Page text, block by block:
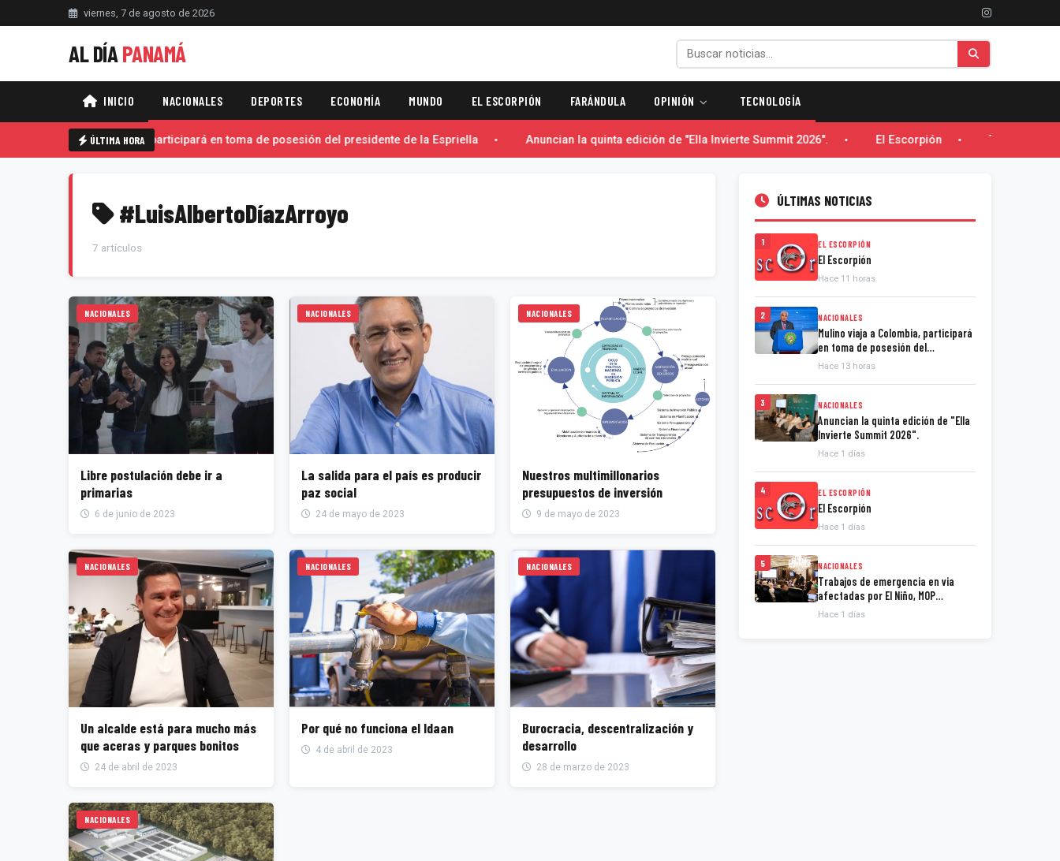
viernes, 7 de agosto de 2026
AL DÍAPANAMÁ
INICIO NACIONALES DEPORTES ECONOMÍA MUNDO EL ESCORPIÓN FARÁNDULA OPINIÓN TECNOLOGÍA
ÚLTIMA HORA
Mulino viaja a Colombia, participará en toma de posesión del presidente de la Espriella Anuncian la quinta edición de "Ella Invierte Summit 2026". El Escorpión Trabajos de
#LuisAlbertoDíazArroyo
7 artículos
NACIONALES
Libre postulación debe ir a
primarias
6 de junio de 2023
NACIONALES
La salida para el país es producir
paz social
24 de mayo de 2023
NACIONALES
Nuestros multimillonarios
presupuestos de inversión
9 de mayo de 2023
NACIONALES
Un alcalde está para mucho más
que aceras y parques bonitos
24 de abril de 2023
NACIONALES
Por qué no funciona el Idaan
4 de abril de 2023
NACIONALES
Burocracia, descentralización y
desarrollo
28 de marzo de 2023
NACIONALES
ÚLTIMAS NOTICIAS
1 EL ESCORPIÓN
El Escorpión
Hace 11 horas
2 NACIONALES
Mulino viaja a Colombia, participará
en toma de posesión del
presidente de la Espriella
Hace 13 horas
3 NACIONALES
Anuncian la quinta edición de "Ella
Invierte Summit 2026".
Hace 1 días
4 EL ESCORPIÓN
El Escorpión
Hace 1 días
5 NACIONALES
Trabajos de emergencia en via
afectadas por El Niño, MOP
presenta informe.
Hace 1 días